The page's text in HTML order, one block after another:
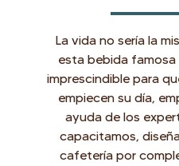
La vida no sería la
esta bebida
imprescindible para
empiecen su día,
ayuda de los
capacitamos,
cafetería por